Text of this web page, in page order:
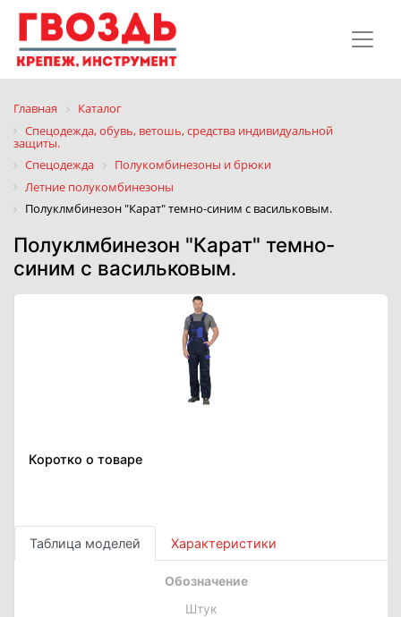
Главная
Каталог
Спецодежда, обувь, ветошь, средства индивидуальной
защиты.
Спецодежда
Полукомбинезоны и брюки
Летние полукомбинезоны
Полуклмбинезон "Карат" темно-синим с васильковым.
Полуклмбинезон "Карат" темно-
синим с васильковым.
Коротко о товаре
Таблица моделей Характеристики
Обозначение
Штук